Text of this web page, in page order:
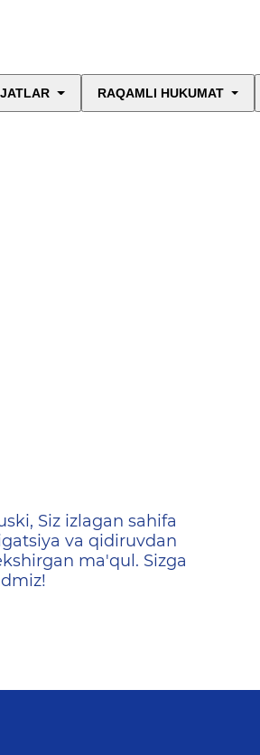
RAQAMLI HUKUMAT
Siz izlagan sahifa
va qidiruvdan
ma'qul. Sizga